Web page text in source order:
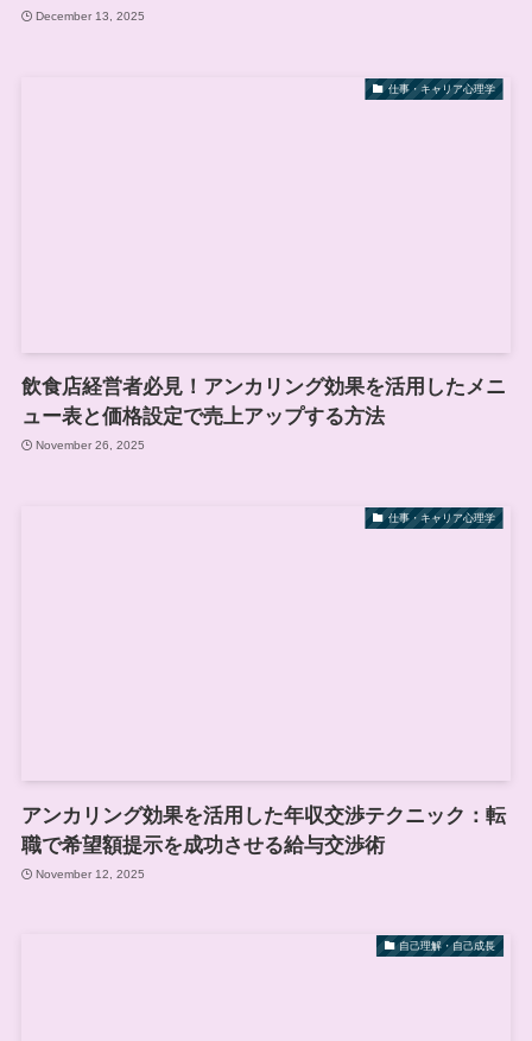
December 13, 2025
仕事・キャリア心理学
飲食店経営者必見！アンカリング効果を活用したメニ
ュー表と価格設定で売上アップする方法
November 26, 2025
仕事・キャリア心理学
アンカリング効果を活用した年収交渉テクニック：転
職で希望額提示を成功させる給与交渉術
November 12, 2025
自己理解・自己成長